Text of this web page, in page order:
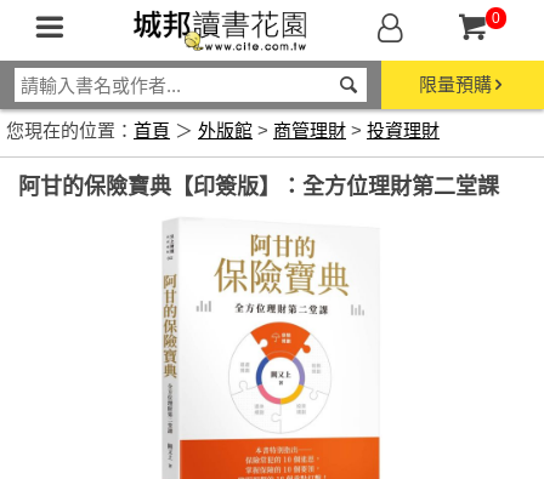
0
限量預購
您現在的位置： 首頁 ＞ 外版館 > 商管理財 > 投資理財
阿甘的保險寶典【印簽版】：全方位理財第二堂課